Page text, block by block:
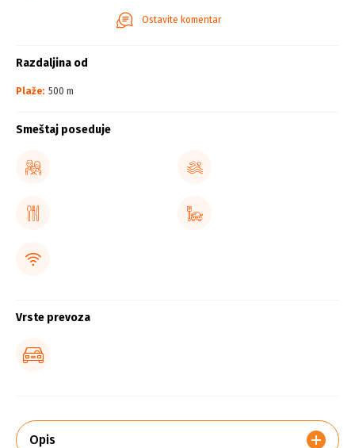
Ostavite komentar
Razdaljina od
Plaže: 500 m
Smeštaj poseduje
Vrste prevoza
Opis